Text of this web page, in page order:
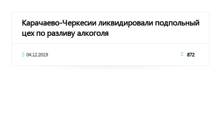
Карачаево-Черкесии ликвидировали подпольный
цех по разливу алкоголя
04.12.2019 872